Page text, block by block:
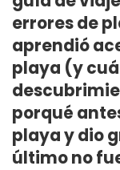
errores de
aprendió
playa (y
porqué
playa y dio
último no